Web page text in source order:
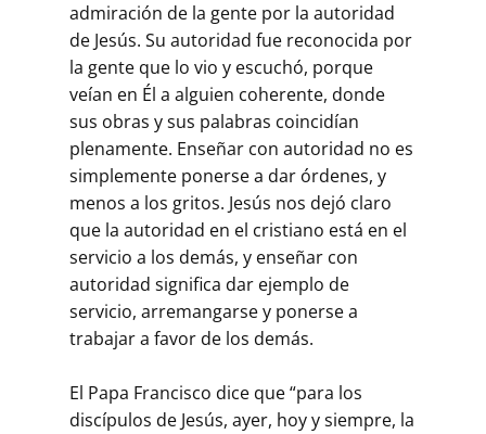
admiración de la gente por la autoridad
de Jesús. Su autoridad fue reconocida por
la gente que lo vio y escuchó, porque
veían en Él a alguien coherente, donde
sus obras y sus palabras coincidían
plenamente. Enseñar con autoridad no es
simplemente ponerse a dar órdenes, y
menos a los gritos. Jesús nos dejó claro
que la autoridad en el cristiano está en el
servicio a los demás, y enseñar con
autoridad significa dar ejemplo de
servicio, arremangarse y ponerse a
trabajar a favor de los demás.
El Papa Francisco dice que “para los
discípulos de Jesús, ayer, hoy y siempre, la